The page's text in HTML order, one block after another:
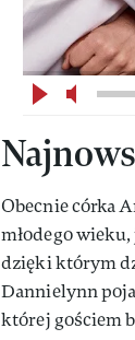
Obecnie córka
młodego
dzięki którym
Dannielynn
której gościem